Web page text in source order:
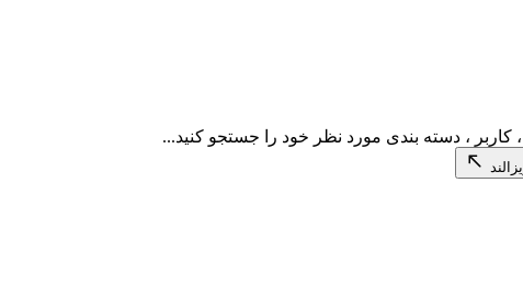
کاربر ، دسته بندی مورد نظر خود را جستجو کنید...